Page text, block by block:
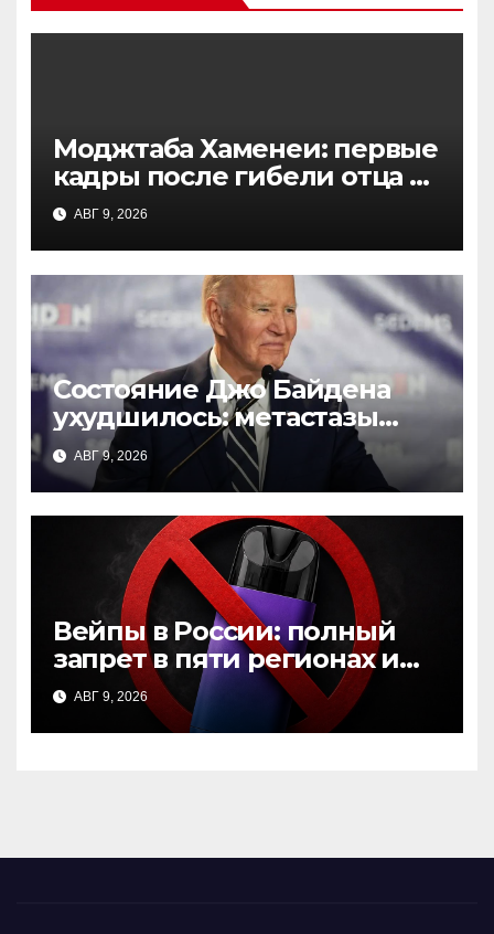
Моджтаба Хаменеи: первые
кадры после гибели отца и
реакция на атаку США
АВГ 9, 2026
Состояние Джо Байдена
ухудшилось: метастазы
рака простаты, заявление
сына
АВГ 9, 2026
Вейпы в России: полный
запрет в пяти регионах и
новые инициативы в
Госдуме
АВГ 9, 2026